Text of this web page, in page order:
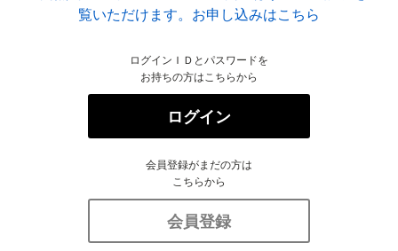
覧いただけます。お申し込みはこちら
ログインＩＤとパスワードを
お持ちの方はこちらから
ログイン
会員登録がまだの方は
こちらから
会員登録